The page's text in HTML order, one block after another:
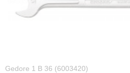
Gedore 1 B 36 (6003420)